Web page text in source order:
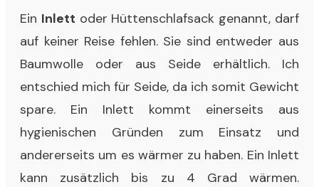
Ein Inlett oder Hüttenschlafsack genannt, darf
auf keiner Reise fehlen. Sie sind entweder aus
Baumwolle oder aus Seide erhältlich. Ich
entschied mich für Seide, da ich somit Gewicht
spare. Ein Inlett kommt einerseits aus
hygienischen Gründen zum Einsatz und
andererseits um es wärmer zu haben. Ein Inlett
kann zusätzlich bis zu 4 Grad wärmen.